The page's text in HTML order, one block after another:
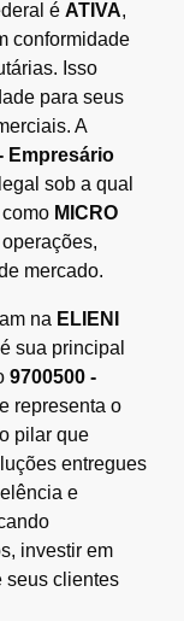
é ATIVA,
conformidade
Isso
para seus
A
Empresário
sob a qual
MICRO
mercado.
na ELIENI
é sua principal
9700500 -
representa o
pilar que
entregues
e
investir em
seus clientes